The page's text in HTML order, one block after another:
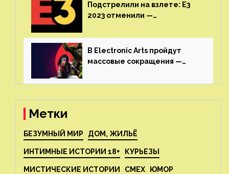
Подстрелили на взлете: E3
2023 отменили —
выставка не вернется
В Electronic Arts пройдут
массовые сокращения —
реструктуризацию
Метки
БЕЗУМНЫЙ МИР ДОМ, ЖИЛЬЁ
ИНТИМНЫЕ ИСТОРИИ 18+ КУРЬЕЗЫ
МИСТИЧЕСКИЕ ИСТОРИИ СМЕХ ЮМОР